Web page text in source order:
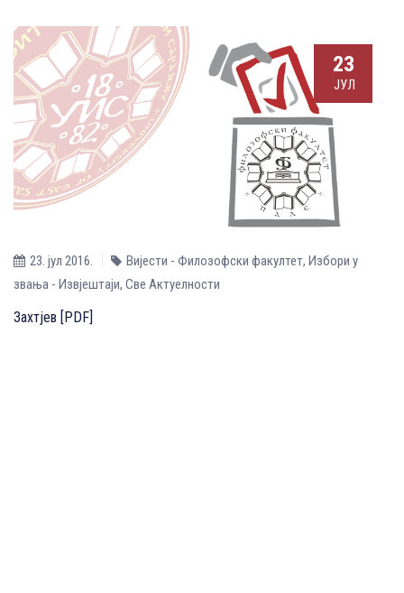
23
ЈУЛ
23. јул 2016. Вијести - Филозофски факултет, Избори у
звања - Извјештаји, Све Aктуелности
Захтјев [PDF]